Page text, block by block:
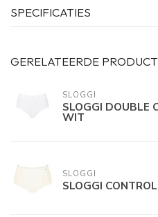
SPECIFICATIES
GERELATEERDE
SLOGGI
SLOGGI DOUBLE
WIT
SLOGGI
SLOGGI